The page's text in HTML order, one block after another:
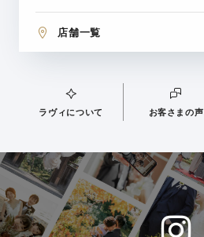
店舗一覧
ラヴィについて お客さまの声